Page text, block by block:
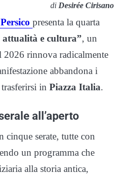
di Desirée Cirisano
presenta la quarta
attualità e cultura”, un
rinnova radicalmente
abbandona i
in Piazza Italia.
all’aperto
cinque serate, tutte con
un programma che
alla storia antica,